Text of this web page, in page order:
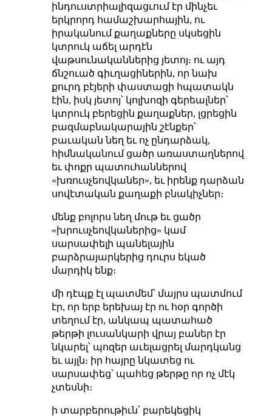
ինդուստրիալիզացւում էր մինչեւ
երկրորդ համաշխարհային, ու
իրականում քաղաքները սկսեցին
կտրուկ աճել արդէն
վաթսունականներից յետոյ։ ու այդ
ճնշուած գիւղացիներին, որ նախ
քուրդ բէյերի փաստացի հպատակն
էին, իսկ յետոյ՝ կոլխոզի գերեալներ՝
կտրուկ բերեցին քաղաքներ, լցրեցին
բազմաբնակարային շէնքեր՝
բաւական նեղ եւ ոչ ընդարձակ,
հիմնականում ցածր առաստաղներով
եւ փոքր պատուհաններով
«խռուսչեովկաներ», եւ իրենք դարձան
սովէտական քաղաքի բնակիչներ։
մենք բոլորս նեղ մութ եւ ցածր
«խրուսչեովկաներից» կամ
սարսափելի պանելային
բարձրայարկերից դուրս եկած
մարդիկ ենք։
մի դէպք էլ պատմեմ՝ մայրս պատմում
էր, որ երբ երեխայ էր ու հօր գործի
տեղում էր, անկապ պատահած
թերթի լուսանկարի վրայ բաներ էր
նկարել՝ պոզեր աւելացրել մարդկանց
եւ այլն։ իր հայրը նկատեց ու
սարսափեց՝ պահեց թերթը որ ոչ մէկ
չտեսնի։
ի տարբերութիւն՝ բարեկեցիկ